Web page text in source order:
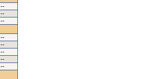
--
--
--
--
--
--
--
--